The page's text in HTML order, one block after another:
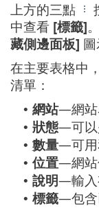
上方的三點
中查看 [標籤]
藏側邊面板] 圖
在主要表格中
清單：
• 網站—網站
• 狀態—可以
• 數量—可用
• 位置—網站
• 說明—輸入
• 標籤—包含